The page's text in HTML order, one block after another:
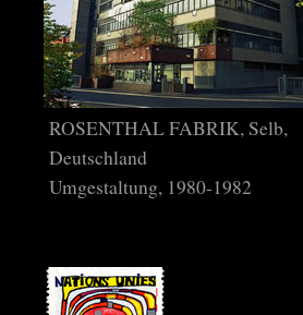
ROSENTHAL FABRIK, Selb,
Deutschland
Umgestaltung, 1980-1982